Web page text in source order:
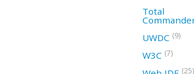
Total
UWDC (9)
W3C (7)
(25)